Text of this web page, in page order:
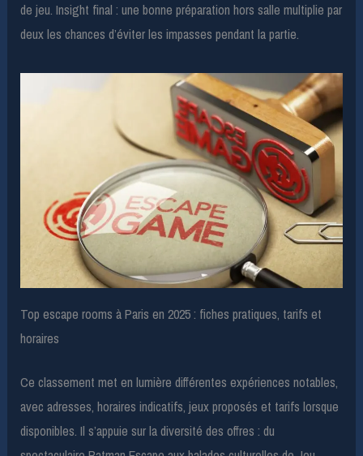
de jeu. Insight final : une bonne préparation hors salle multiplie par
deux les chances d’éviter les impasses pendant la partie.
Top escape rooms à Paris en 2025 : fiches pratiques, tarifs et
horaires
Ce classement met en lumière différentes expériences notables,
avec adresses, horaires indicatifs, jeux proposés et tarifs lorsque
disponibles. Il s’appuie sur la diversité des offres : du